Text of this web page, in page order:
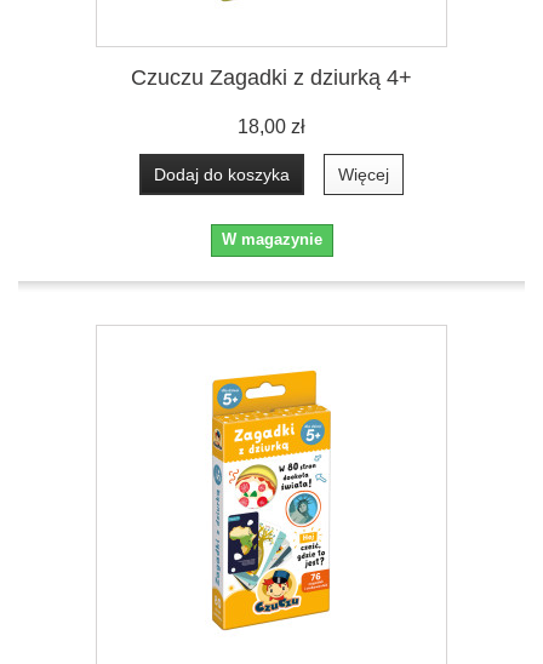
Czuczu Zagadki z dziurką 4+
18,00 zł
Dodaj do koszyka Więcej
W magazynie